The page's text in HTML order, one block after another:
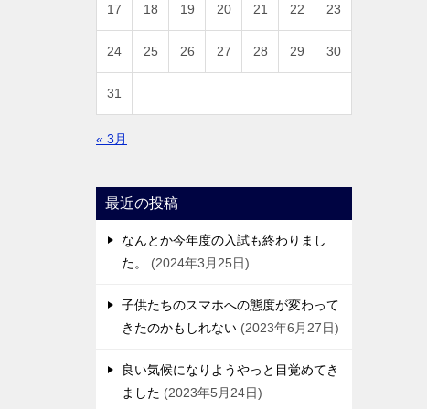
17 18 19 20 21 22 23
24 25 26 27 28 29 30
31
« 3月
最近の投稿
なんとか今年度の入試も終わりまし
た。
2024年3月25日
子供たちのスマホへの態度が変わって
きたのかもしれない 2023年6月27日
良い気候になりようやっと目覚めてき
ました
2023年5月24日